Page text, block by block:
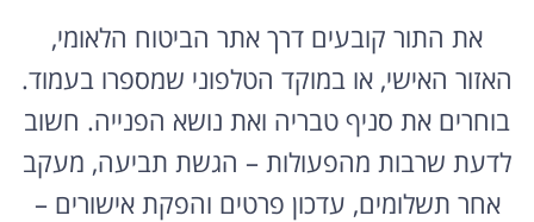
את התור קובעים דרך אתר הביטוח הלאומי,
האזור האישי, או במוקד הטלפוני שמספרו בעמוד.
בוחרים את סניף טבריה ואת נושא הפנייה. חשוב
לדעת שרבות מהפעולות – הגשת תביעה, מעקב
אחר תשלומים, עדכון פרטים והפקת אישורים –